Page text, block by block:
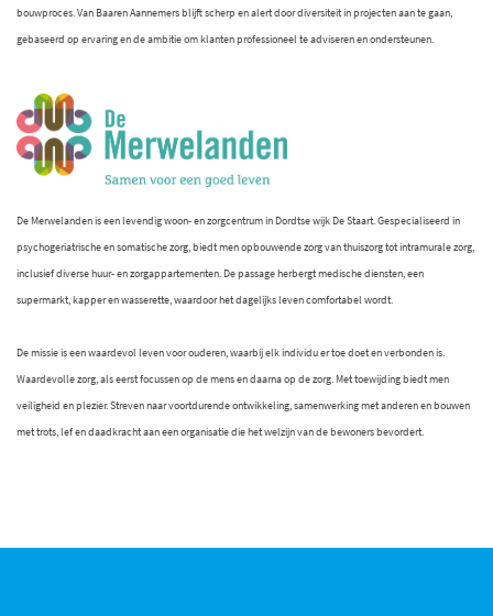
bouwproces. Van Baaren Aannemers blijft scherp en alert door diversiteit in projecten aan te gaan,
gebaseerd op ervaring en de ambitie om klanten professioneel te adviseren en ondersteunen.
De Merwelanden is een levendig woon- en zorgcentrum in Dordtse wijk De Staart. Gespecialiseerd in
psychogeriatrische en somatische zorg, biedt men opbouwende zorg van thuiszorg tot intramurale zorg,
inclusief diverse huur- en zorgappartementen. De passage herbergt medische diensten, een
supermarkt, kapper en wasserette, waardoor het dagelijks leven comfortabel wordt.
De missie is een waardevol leven voor ouderen, waarbij elk individu er toe doet en verbonden is.
Waardevolle zorg, als eerst focussen op de mens en daarna op de zorg. Met toewijding biedt men
veiligheid en plezier. Streven naar voortdurende ontwikkeling, samenwerking met anderen en bouwen
met trots, lef en daadkracht aan een organisatie die het welzijn van de bewoners bevordert.